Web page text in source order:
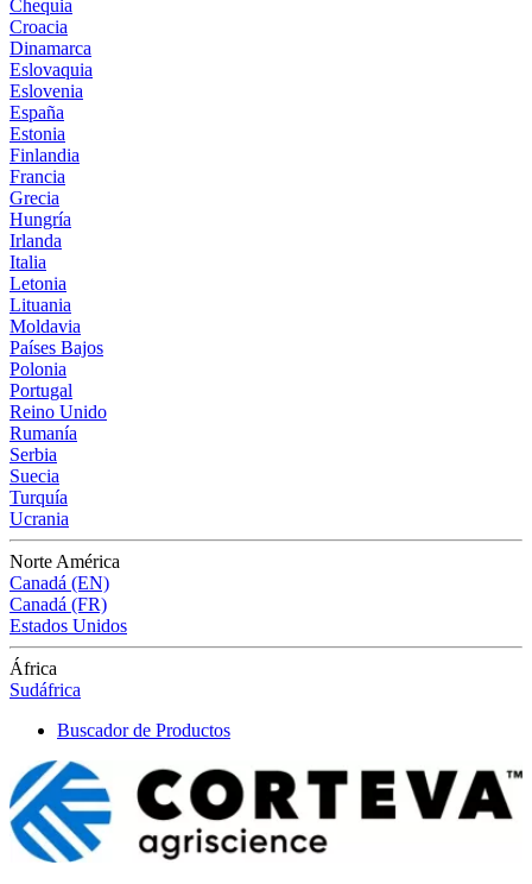
Chequia
Croacia
Dinamarca
Eslovaquia
Eslovenia
España
Estonia
Finlandia
Francia
Grecia
Hungría
Irlanda
Italia
Letonia
Lituania
Moldavia
Países Bajos
Polonia
Portugal
Reino Unido
Rumanía
Serbia
Suecia
Turquía
Ucrania
Norte América
Canadá (EN)
Canadá (FR)
Estados Unidos
África
Sudáfrica
Buscador de Productos